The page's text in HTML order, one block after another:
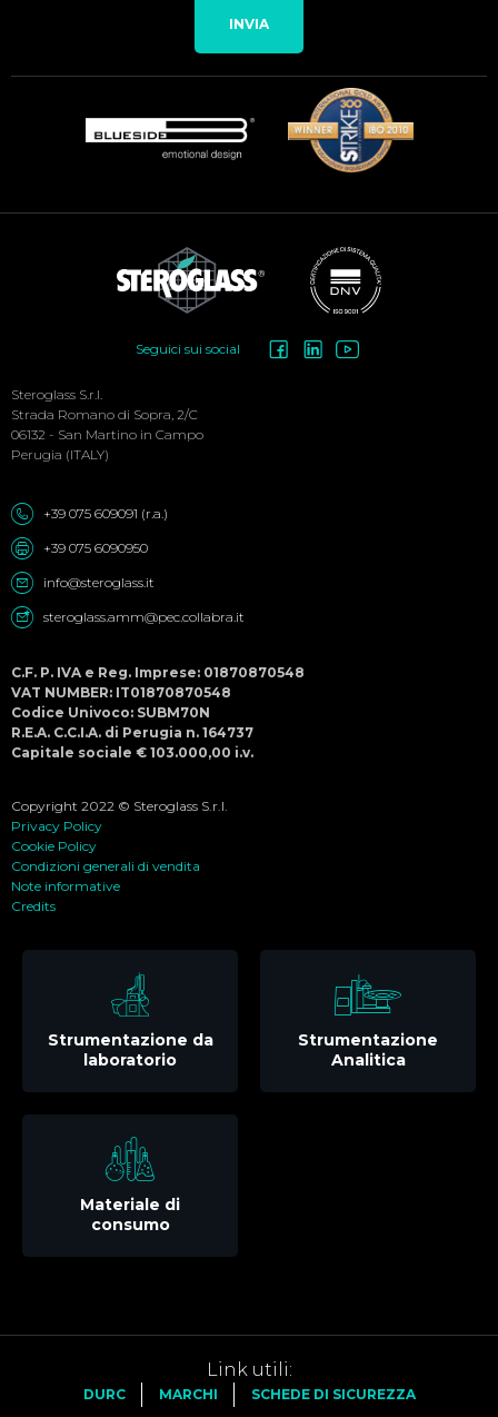
INVIA
Menu
Seguici sui social
Steroglass S.r.l.
Strada Romano di Sopra, 2/C
06132 - San Martino in Campo
Perugia (ITALY)
+39 075 609091 (r.a.)
+39 075 6090950
info@steroglass.it
steroglass.amm@pec.collabra.it
C.F. P. IVA e Reg. Imprese: 01870870548
VAT NUMBER: IT01870870548
Codice Univoco: SUBM70N
R.E.A. C.C.I.A. di Perugia n. 164737
Capitale sociale € 103.000,00 i.v.
Copyright 2022 © Steroglass S.r.l.
Privacy Policy
Cookie Policy
Condizioni generali di vendita
Note informative
Credits
Strumentazione da
laboratorio
Strumentazione
Analitica
Materiale di
consumo
Link utili:
DURC MARCHI SCHEDE DI SICUREZZA